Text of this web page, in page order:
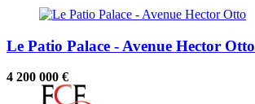
Le Patio Palace - Avenue Hector Otto
4 200 000 €